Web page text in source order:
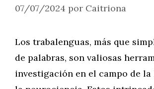
07/07/2024 por Caitriona
Los trabalenguas, más que
de palabras, son valiosas
investigación en el campo de